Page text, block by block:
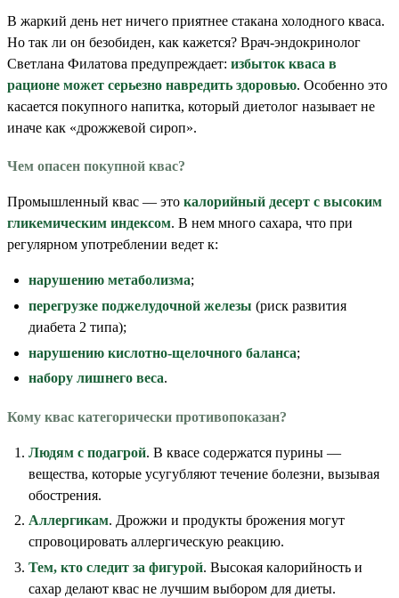
В жаркий день нет ничего приятнее стакана холодного кваса.
Но так ли он безобиден, как кажется? Врач-эндокринолог
Светлана Филатова предупреждает: избыток кваса в
рационе может серьезно навредить здоровью. Особенно это
касается покупного напитка, который диетолог называет не
иначе как «дрожжевой сироп».
Чем опасен покупной квас?
Промышленный квас — это калорийный десерт с высоким
гликемическим индексом. В нем много сахара, что при
регулярном употреблении ведет к:
нарушению метаболизма;
перегрузке поджелудочной железы (риск развития
диабета 2 типа);
нарушению кислотно-щелочного баланса;
набору лишнего веса.
Кому квас категорически противопоказан?
Людям с подагрой. В квасе содержатся пурины —
вещества, которые усугубляют течение болезни, вызывая
обострения.
Аллергикам. Дрожжи и продукты брожения могут
спровоцировать аллергическую реакцию.
Тем, кто следит за фигурой. Высокая калорийность и
сахар делают квас не лучшим выбором для диеты.